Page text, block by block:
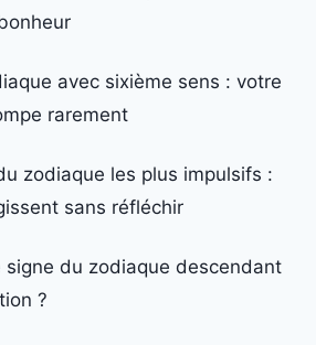
avec sixième sens : votre
rarement
zodiaque les plus impulsifs :
sans réfléchir
signe du zodiaque descendant
?